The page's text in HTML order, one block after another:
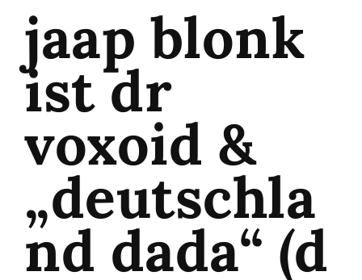
jaap blonk
ist dr
voxoid &
„deutschla
nd dada“ (d